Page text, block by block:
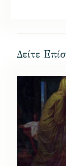
Δείτε